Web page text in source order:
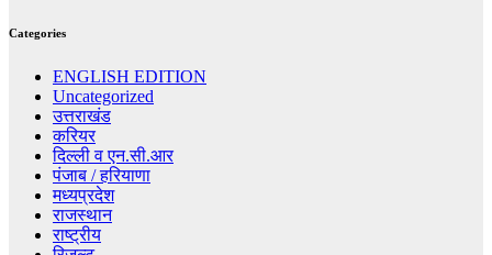
Categories
ENGLISH EDITION
Uncategorized
उत्तराखंड
करियर
दिल्ली व एन.सी.आर
पंजाब / हरियाणा
मध्यप्रदेश
राजस्थान
राष्ट्रीय